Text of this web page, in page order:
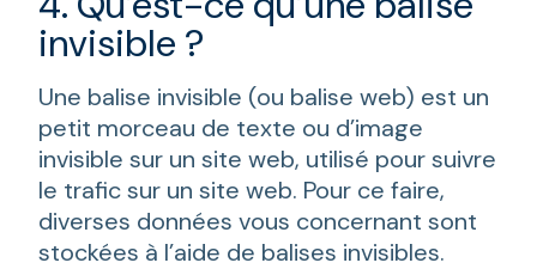
invisible ?
Une balise invisible (ou balise web) est un
petit morceau de texte ou d’image
invisible sur un site web, utilisé pour suivre
le trafic sur un site web. Pour ce faire,
diverses données vous concernant sont
stockées à l’aide de balises invisibles.